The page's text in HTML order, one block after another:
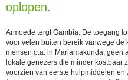
oplopen.
Armoede tergt Gambia. De toegang
voor velen buiten bereik vanwege de
mensen o.a. in Mariamakunda, geen
lokale genezers die minder kostbaar
voorzien van eerste hulpmiddelen en